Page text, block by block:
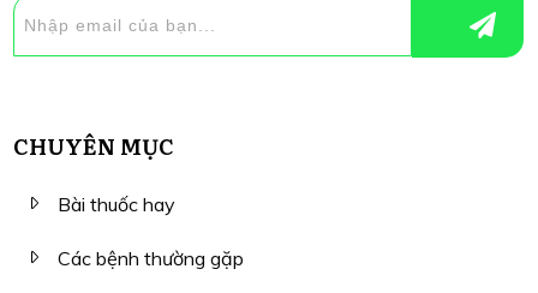
CHUYÊN MỤC
Bài thuốc hay
Các bệnh thường gặp